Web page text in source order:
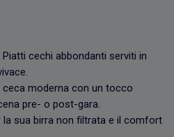
cechi abbondanti serviti in
ceca moderna con un tocco
pre- o post-gara.
la sua birra non filtrata e il comfort